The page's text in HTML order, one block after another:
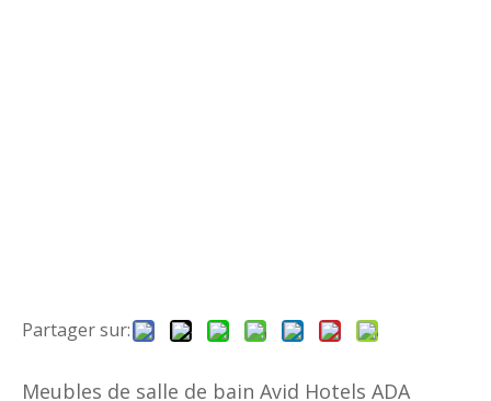
Partager sur:
Meubles de salle de bain Avid Hotels ADA